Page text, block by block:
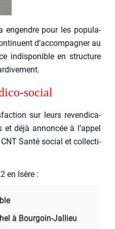
engendre pour les popu­la­
d’ac­com­pa­gner au
indis­po­nible en struc­ture
social
sur leurs reven­di­ca­
déjà annon­cée à l’ap­pel
San­té social et col­lec­ti­
en Isère :
à Bour­goin-Jal­lieu